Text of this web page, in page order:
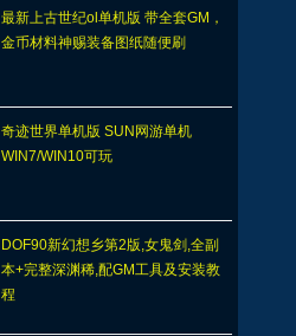
最新上古世纪ol单机版 带全套GM，
金币材料神赐装备图纸随便刷
奇迹世界单机版 SUN网游单机
WIN7/WIN10可玩
DOF90新幻想乡第2版,女鬼剑,全副
本+完整深渊稀,配GM工具及安装教
程